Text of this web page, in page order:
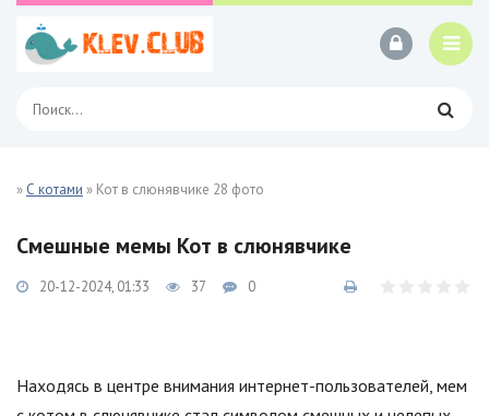
» С котами » Кот в слюнявчике 28 фото
Смешные мемы Кот в слюнявчике
20-12-2024, 01:33 37 0
Находясь в центре внимания интернет-пользователей, мем